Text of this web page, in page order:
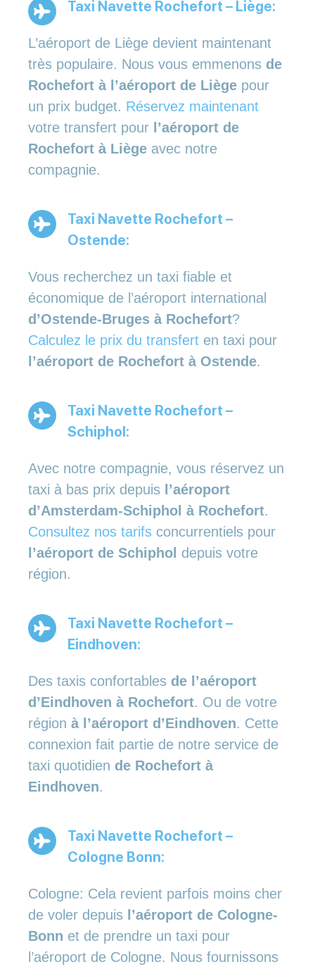
Taxi Navette Rochefort – Liège:
L’aéroport de Liège devient maintenant
très populaire. Nous vous emmenons de
Rochefort à l’aéroport de Liège pour
un prix budget. Réservez maintenant
votre transfert pour l’aéroport de
Rochefort à Liège avec notre
compagnie.
Taxi Navette Rochefort –
Ostende:
Vous recherchez un taxi fiable et
économique de l’aéroport international
d’Ostende-Bruges à Rochefort?
Calculez le prix du transfert en taxi pour
l’aéroport de Rochefort à Ostende.
Taxi Navette Rochefort –
Schiphol:
Avec notre compagnie, vous réservez un
taxi à bas prix depuis l’aéroport
d’Amsterdam-Schiphol à Rochefort.
Consultez nos tarifs concurrentiels pour
l’aéroport de Schiphol depuis votre
région.
Taxi Navette Rochefort –
Eindhoven:
Des taxis confortables de l’aéroport
d’Eindhoven à Rochefort. Ou de votre
région à l’aéroport d’Eindhoven. Cette
connexion fait partie de notre service de
taxi quotidien de Rochefort à
Eindhoven.
Taxi Navette Rochefort –
Cologne Bonn:
Cologne: Cela revient parfois moins cher
de voler depuis l’aéroport de Cologne-
Bonn et de prendre un taxi pour
l’aéroport de Cologne. Nous fournissons